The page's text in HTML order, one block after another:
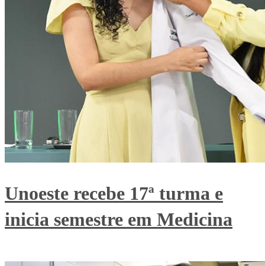
Unoeste recebe 17ª turma e
inicia semestre em Medicina